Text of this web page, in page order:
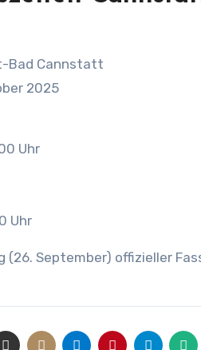
Bad Cannstatt
2025
Uhr
Uhr
September) offizieller